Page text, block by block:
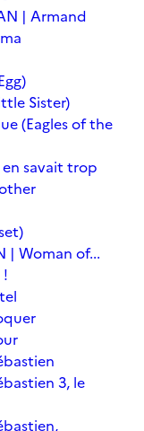
| Armand
Sister)
(Eagles of the
savait trop
| Woman of...
3, le